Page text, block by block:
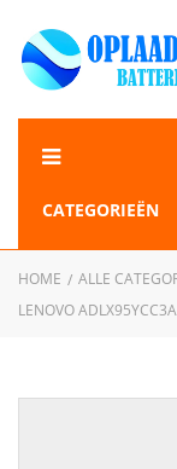
CATEGORIEËN
HOME ALLE
LENOVO ADLX95YCC3A